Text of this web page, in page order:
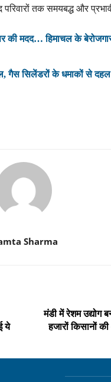
तक समयबद्ध और
की मदद… हिमाचल के
सिलेंडरों के धमाकों से दहल
Sharma
ये
मंडी में रेशम उद्योग
हजारों किसानों